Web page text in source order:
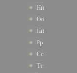
Нн
Оо
Пп
Рр
Сс
Тт